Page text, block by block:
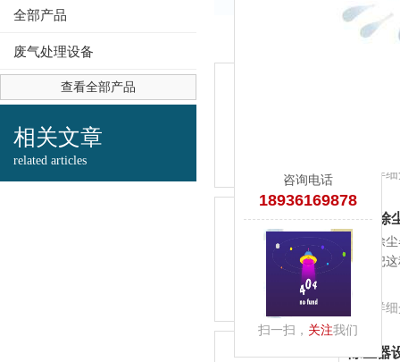
全部产品
废气处理设备
查看全部产品
相关文章
related articles
您现在的位置：
查看详
净化除
净化除
就是把
查看详
除尘器
咨询电话
18936169878
扫一扫， 关注我们